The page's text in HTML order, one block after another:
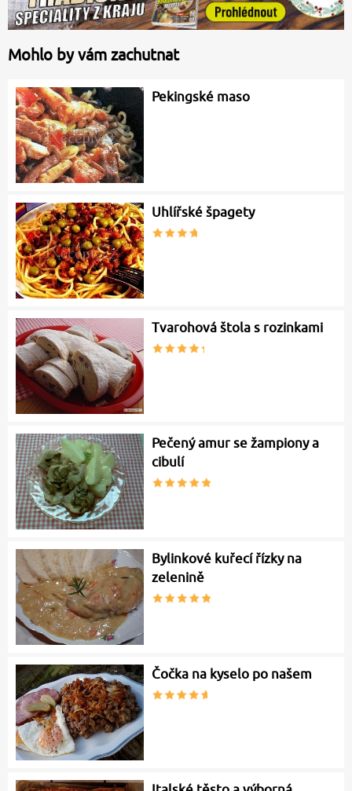
Mohlo by vám zachutnat
Pekingské maso
Uhlířské špagety
Tvarohová štola s rozinkami
Pečený amur se žampiony a
cibulí
Bylinkové kuřecí řízky na
zelenině
Čočka na kyselo po našem